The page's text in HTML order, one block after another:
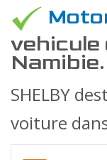
vehicule
Namibie.
SHELBY
voiture